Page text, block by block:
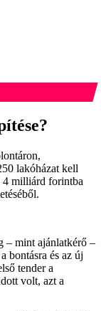
lakóházat kell
4 milliárd forintba
– mint ajánlatkérő –
bontásra és az új
tender a
volt, azt a